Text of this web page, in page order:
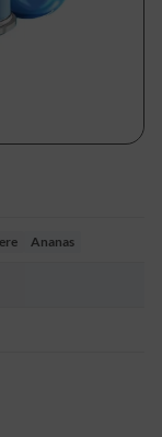
Ananas